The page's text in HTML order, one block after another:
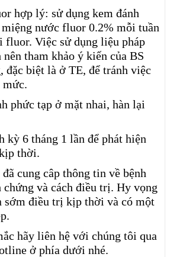
hợp lý: sử dụng kem đánh
nước fluor 0.2% mỗi tuần
fluor. Việc sử dụng liệu pháp
tham khảo ý kiến của BS
đặc biệt là ở TE, để tránh việc
mức.
phức tạp ở mặt nhai, hàn lại
kỳ 6 tháng 1 lần để phát hiện
thời.
cung câp thông tin về bệnh
chứng và cách điều trị. Hy vọng
sớm điều trị kịp thời và có một
hãy liên hệ với chúng tôi qua
ở phía dưới nhé.